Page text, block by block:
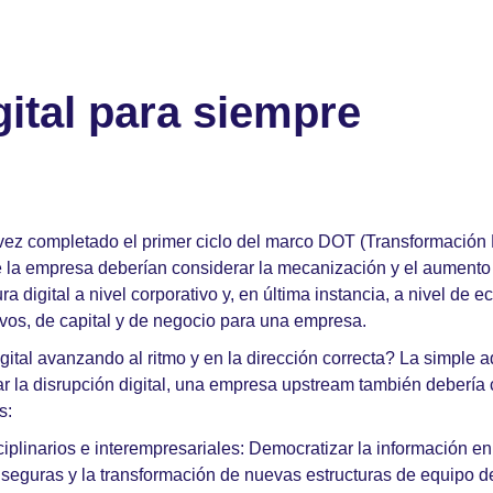
para siempre
completado el primer ciclo del marco DOT
empresa deberían considerar la mecanización y el
digital a nivel corporativo y, en última instancia, a nivel de
de capital y de negocio para una empresa.
avanzando al ritmo y en la dirección correcta? La simple
la disrupción digital, una empresa upstream también
e interempresariales: Democratizar la información
y la transformación de nuevas estructuras de equipo